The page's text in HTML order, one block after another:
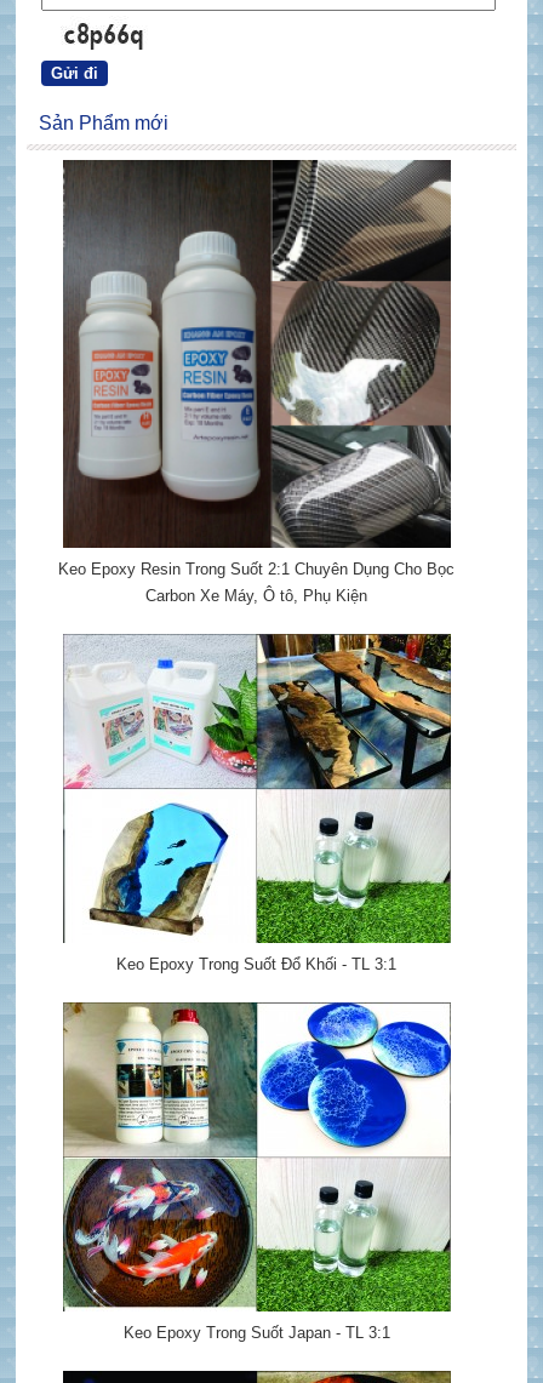
Sản Phẩm mới
Keo Epoxy Resin Trong Suốt 2:1 Chuyên Dụng Cho Bọc
Carbon Xe Máy, Ô tô, Phụ Kiện
Keo Epoxy Trong Suốt Đổ Khối - TL 3:1
Keo Epoxy Trong Suốt Japan - TL 3:1